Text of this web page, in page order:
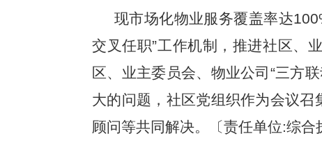
现市场化物业服务覆盖率达
交叉任职”工作机制，推进社区、
区、业主委员会、物业公司“三方
大的问题，社区党组织作为会议召
顾问等共同解决。〔责任单位:综合